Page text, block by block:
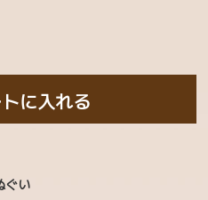
に入れる
ぐい